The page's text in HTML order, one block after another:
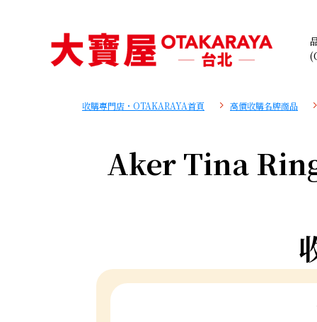
收購專門店・OTAKARAYA首頁 高價收購名牌商品
Aker Tina